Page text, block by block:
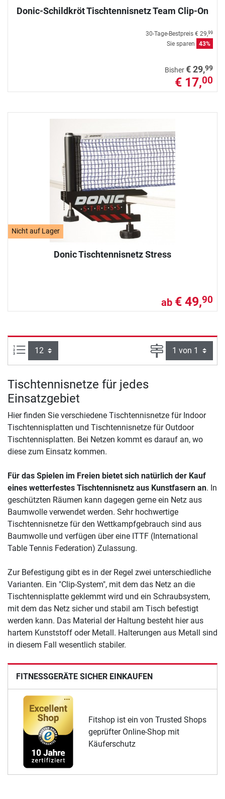
Donic-Schildkröt Tischtennisnetz Team Clip-On
30-Tage-Bestpreis € 29,99
Sie sparen 43%
Bisher€ 29,99
€ 17,00
Nicht auf Lager
Donic Tischtennisnetz Stress
ab € 49,90
Artikel pro Seite: Seite
FITNESSGERÄTE SICHER EINKAUFEN
Fitshop ist ein von Trusted Shops
geprüfter Online-Shop mit
Käuferschutz
Tischtennisnetze für jedes
Einsatzgebiet
Hier finden Sie verschiedene Tischtennisnetze für Indoor
Tischtennisplatten und Tischtennisnetze für Outdoor
Tischtennisplatten. Bei Netzen kommt es darauf an, wo
diese zum Einsatz kommen.
Für das Spielen im Freien bietet sich natürlich der Kauf
eines wetterfestes Tischtennisnetz aus Kunstfasern an. In
geschützten Räumen kann dagegen gerne ein Netz aus
Baumwolle verwendet werden. Sehr hochwertige
Tischtennisnetze für den Wettkampfgebrauch sind aus
Baumwolle und verfügen über eine ITTF (International
Table Tennis Federation) Zulassung.
Zur Befestigung gibt es in der Regel zwei unterschiedliche
Varianten. Ein "Clip-System", mit dem das Netz an die
Tischtennisplatte geklemmt wird und ein Schraubsystem,
mit dem das Netz sicher und stabil am Tisch befestigt
werden kann. Das Material der Haltung besteht hier aus
hartem Kunststoff oder Metall. Halterungen aus Metall sind
in diesem Fall wesentlich stabiler.